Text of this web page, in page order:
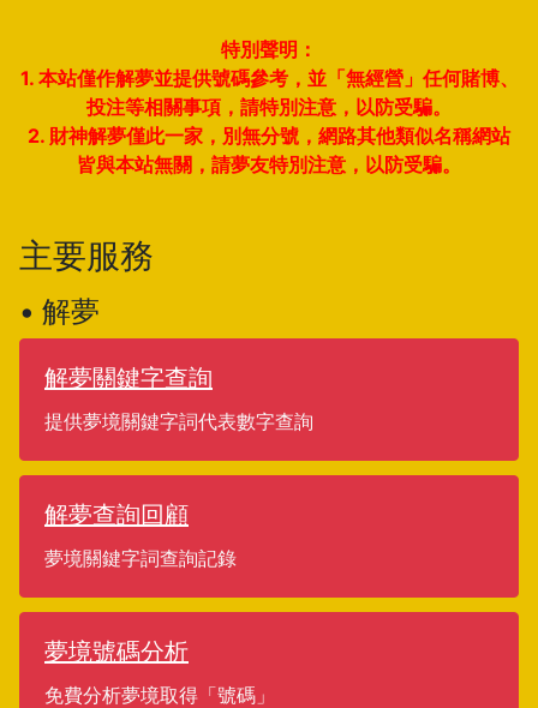
特別聲明：
1. 本站僅作解夢並提供號碼參考，並「無經營」任何賭博、
投注等相關事項，請特別注意，以防受騙。
2. 財神解夢僅此一家，別無分號，網路其他類似名稱網站
皆與本站無關，請夢友特別注意，以防受騙。
主要服務
• 解夢
解夢關鍵字查詢
提供夢境關鍵字詞代表數字查詢
解夢查詢回顧
夢境關鍵字詞查詢記錄
夢境號碼分析
免費分析夢境取得「號碼」